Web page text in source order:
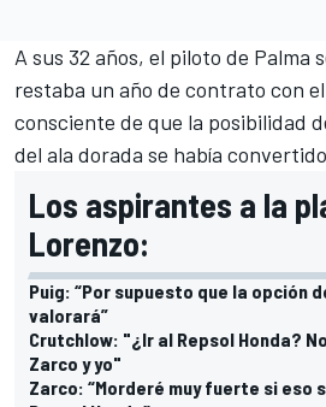
A sus 32 años, el piloto de Palma
restaba un año de contrato con el
consciente de que la posibilidad
del ala dorada se había
Los aspirantes a la
Lorenzo:
Puig: “Por supuesto que la opción
valorará”
Crutchlow: "¿Ir al Repsol Honda?
Zarco y yo"
Zarco: “Morderé muy fuerte si eso